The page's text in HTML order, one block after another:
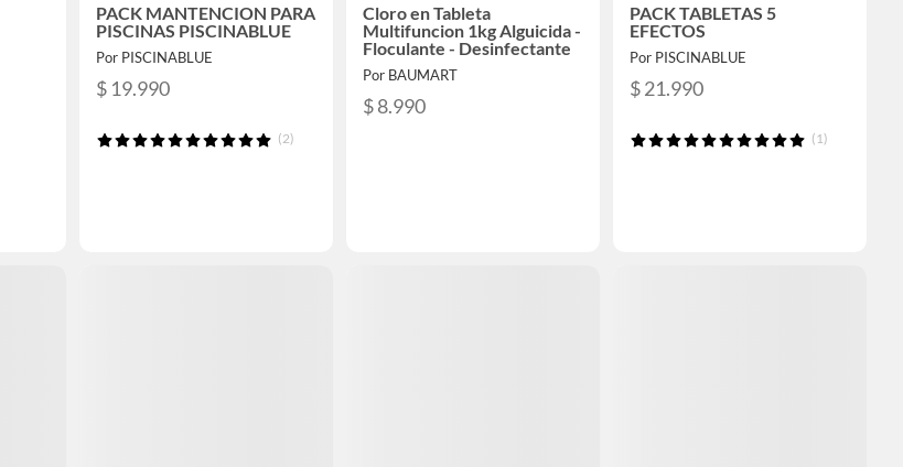
PACK MANTENCION PARA
PISCINAS PISCINABLUE
Por PISCINABLUE
$ 19.990
(2)
Cloro en Tableta
Multifuncion 1kg Alguicida -
Floculante - Desinfectante
Por BAUMART
$ 8.990
PACK TABLETAS 5
EFECTOS
Por PISCINABLUE
$ 21.990
(1)